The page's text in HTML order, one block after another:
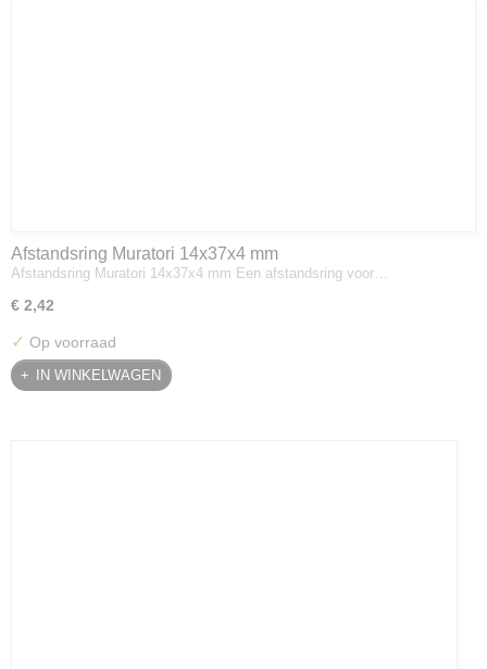
Afstandsring Muratori 14x37x4 mm
Afstandsring Muratori 14x37x4 mm Een afstandsring voor…
€ 2,42
✓ Op voorraad
IN WINKELWAGEN